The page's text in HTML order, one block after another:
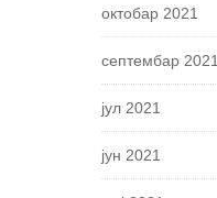
октобар 2021
септембар 2021
јул 2021
јун 2021